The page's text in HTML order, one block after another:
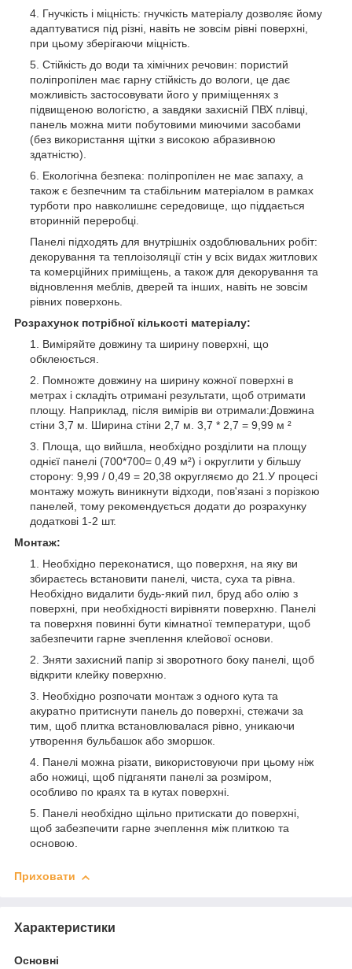
Гнучкість і міцність: гнучкість матеріалу дозволяє йому
адаптуватися під різні, навіть не зовсім рівні поверхні,
при цьому зберігаючи міцність.
Стійкість до води та хімічних речовин: пористий
поліпропілен має гарну стійкість до вологи, це дає
можливість застосовувати його у приміщеннях з
підвищеною вологістю, а завдяки захисній ПВХ плівці,
панель можна мити побутовими миючими засобами
(без використання щітки з високою абразивною
здатністю).
Екологічна безпека: поліпропілен не має запаху, а
також є безпечним та стабільним матеріалом в рамках
турботи про навколишнє середовище, що піддається
вторинній переробці.
Панелі підходять для внутрішніх оздоблювальних робіт:
декорування та теплоізоляції стін у всіх видах житлових
та комерційних приміщень, а також для декорування та
відновлення меблів, дверей та інших, навіть не зовсім
рівних поверхонь.
Розрахунок потрібної кількості матеріалу:
Виміряйте довжину та ширину поверхні, що
обклеюється.
Помножте довжину на ширину кожної поверхні в
метрах і складіть отримані результати, щоб отримати
площу. Наприклад, після вимірів ви отримали:Довжина
стіни 3,7 м. Ширина стіни 2,7 м. 3,7 * 2,7 = 9,99 м ²
Площа, що вийшла, необхідно розділити на площу
однієї панелі (700*700= 0,49 м²) і округлити у більшу
сторону: 9,99 / 0,49 = 20,38 округляємо до 21.У процесі
монтажу можуть виникнути відходи, пов'язані з порізкою
панелей, тому рекомендується додати до розрахунку
додаткові 1-2 шт.
Монтаж:
Необхідно переконатися, що поверхня, на яку ви
збираєтесь встановити панелі, чиста, суха та рівна.
Необхідно видалити будь-який пил, бруд або олію з
поверхні, при необхідності вирівняти поверхню. Панелі
та поверхня повинні бути кімнатної температури, щоб
забезпечити гарне зчеплення клейової основи.
Зняти захисний папір зі зворотного боку панелі, щоб
відкрити клейку поверхню.
Необхідно розпочати монтаж з одного кута та
акуратно притиснути панель до поверхні, стежачи за
тим, щоб плитка встановлювалася рівно, уникаючи
утворення бульбашок або зморшок.
Панелі можна різати, використовуючи при цьому ніж
або ножиці, щоб підганяти панелі за розміром,
особливо по краях та в кутах поверхні.
Панелі необхідно щільно притискати до поверхні,
щоб забезпечити гарне зчеплення між плиткою та
основою.
Приховати
Характеристики
Основні